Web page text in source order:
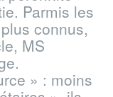
Parmis les
connus,
MS
» : moins